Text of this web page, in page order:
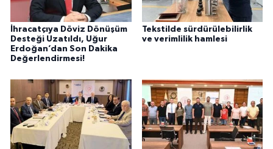
İhracatçıya Döviz Dönüşüm
Desteği Uzatıldı, Uğur
Erdoğan’dan Son Dakika
Değerlendirmesi!
Tekstilde sürdürülebilirlik
ve verimlilik hamlesi